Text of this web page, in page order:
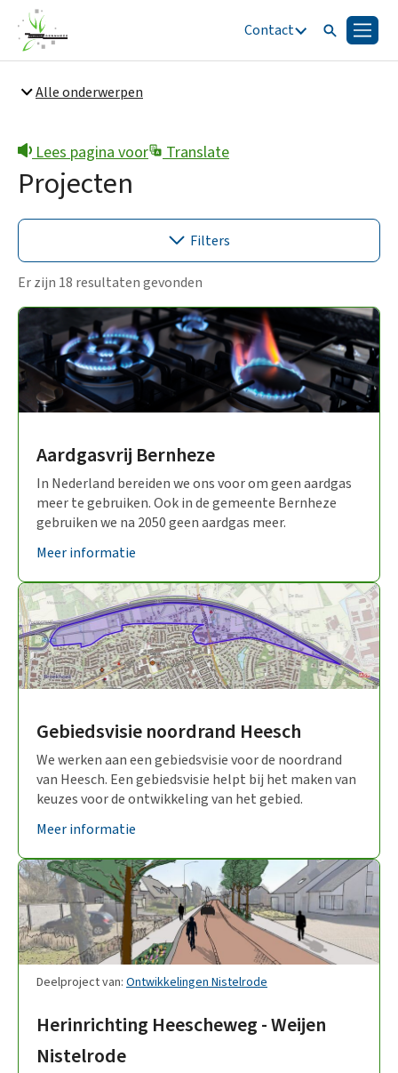
Contact ZoekenMenu
Snel naar
Bestuur en organisatie
Alle onderwerpen
Lees pagina voor Translate
Projecten
Filters
Loosbroek(7)
Heesch(13)
Nistelrode(12)
Vorstenbosch(6)
Gemeentebreed
Participatie(16)
Er zijn 18 resultaten gevonden
Aardgasvrij Bernheze
In Nederland bereiden we ons voor om geen aardgas
meer te gebruiken. Ook in de gemeente Bernheze
gebruiken we na 2050 geen aardgas meer.
Meer informatie
Gebiedsvisie noordrand Heesch
We werken aan een gebiedsvisie voor de noordrand
van Heesch. Een gebiedsvisie helpt bij het maken van
keuzes voor de ontwikkeling van het gebied.
Meer informatie
Deelproject van: Ontwikkelingen Nistelrode
Herinrichting Heescheweg - Weijen
Nistelrode